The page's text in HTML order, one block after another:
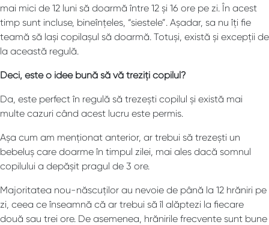
mai mici de 12 luni să doarmă între 12 și 16 ore pe zi. În acest
timp sunt incluse, bineînțeles, “siestele”. Așadar, sa nu îți fie
teamă să lași copilașul să doarmă. Totuși, există și excepții de
la această regulă.
Deci, este o idee bună să vă treziți copilul?
Da, este perfect în regulă să trezești copilul și există mai
multe cazuri când acest lucru este permis.
Așa cum am menționat anterior, ar trebui să trezești un
bebeluș care doarme în timpul zilei, mai ales dacă somnul
copilului a depășit pragul de 3 ore.
Majoritatea nou-născuților au nevoie de până la 12 hrăniri pe
zi, ceea ce înseamnă că ar trebui să îl alăptezi la fiecare
două sau trei ore. De asemenea, hrănirile frecvente sunt bune